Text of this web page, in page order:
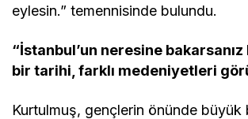
eylesin.” temennisinde bulundu.
“İstanbul’un neresine bakarsanız
bir tarihi, farklı medeniyetleri
Kurtulmuş, gençlerin önünde büyük